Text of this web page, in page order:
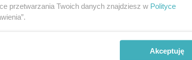
przetwarzania Twoich danych znajdziesz w Polityce
Akceptuję